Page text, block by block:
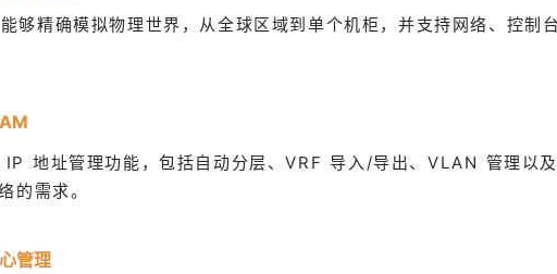
够精确模拟物理世界，从全球区域到单个机柜，并支持网络、控制
IP 地址管理功能，包括自动分层、VRF 导入/导出、VLAN 管理以
的需求。
管理